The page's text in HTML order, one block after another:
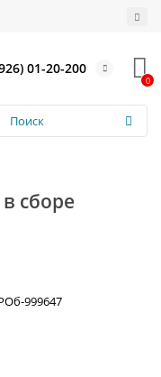
01-20-200
0
сборе
999647